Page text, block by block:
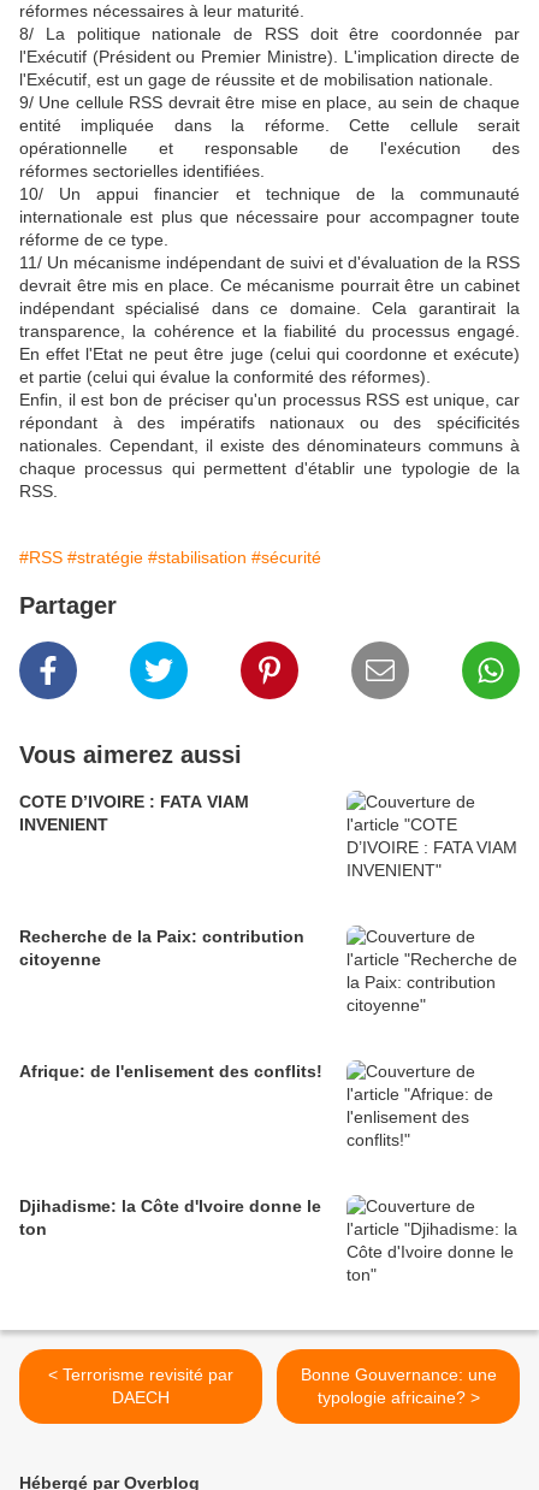
réformes nécessaires à leur maturité.
8/ La politique nationale de RSS doit être coordonnée par
l'Exécutif (Président ou Premier Ministre). L'implication directe de
l'Exécutif, est un gage de réussite et de mobilisation nationale.
9/ Une cellule RSS devrait être mise en place, au sein de chaque
entité impliquée dans la réforme. Cette cellule serait
opérationnelle et responsable de l'exécution des
réformes sectorielles identifiées.
10/ Un appui financier et technique de la communauté
internationale est plus que nécessaire pour accompagner toute
réforme de ce type.
11/ Un mécanisme indépendant de suivi et d'évaluation de la RSS
devrait être mis en place. Ce mécanisme pourrait être un cabinet
indépendant spécialisé dans ce domaine. Cela garantirait la
transparence, la cohérence et la fiabilité du processus engagé.
En effet l'Etat ne peut être juge (celui qui coordonne et exécute)
et partie (celui qui évalue la conformité des réformes).
Enfin, il est bon de préciser qu'un processus RSS est unique, car
répondant à des impératifs nationaux ou des spécificités
nationales. Cependant, il existe des dénominateurs communs à
chaque processus qui permettent d'établir une typologie de la
RSS.
#RSS #stratégie #stabilisation #sécurité
Partager
Vous aimerez aussi
COTE D’IVOIRE : FATA VIAM
INVENIENT
Recherche de la Paix: contribution
citoyenne
Afrique: de l'enlisement des conflits!
Djihadisme: la Côte d'Ivoire donne le
ton
< Terrorisme revisité par
DAECH
Bonne Gouvernance: une
typologie africaine? >
Hébergé par Overblog